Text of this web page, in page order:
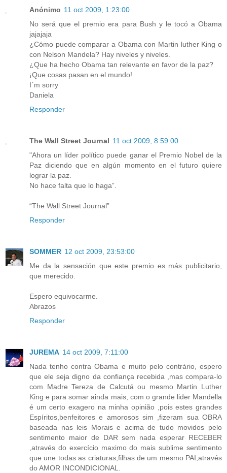
Anónimo 11 oct 2009, 1:23:00
No será que el premio era para Bush y le tocó a Obama
jajajaja
¿Cómo puede comparar a Obama con Martin luther King o
con Nelson Mandela? Hay niveles y niveles.
¿Que ha hecho Obama tan relevante en favor de la paz?
¡Que cosas pasan en el mundo!
I´m sorry
Daniela
Responder
The Wall Street Journal 11 oct 2009, 8:59:00
"Ahora un líder político puede ganar el Premio Nobel de la
Paz diciendo que en algún momento en el futuro quiere
lograr la paz.
No hace falta que lo haga”.
“The Wall Street Journal”
Responder
SOMMER 12 oct 2009, 23:53:00
Me da la sensación que este premio es más publicitario,
que merecido.
Espero equivocarme.
Abrazos
Responder
JUREMA 14 oct 2009, 7:11:00
Nada tenho contra Obama e muito pelo contrário, espero
que ele seja digno da confiança recebida ,mas compara-lo
com Madre Tereza de Calcutá ou mesmo Martin Luther
King e para somar ainda mais, com o grande lider Mandella
é um certo exagero na minha opinião ,pois estes grandes
Espíritos,benfeitores e amorosos sim ,fizeram sua OBRA
baseada nas leis Morais e acima de tudo movidos pelo
sentimento maior de DAR sem nada esperar RECEBER
,através do exercício maximo do mais sublime sentimento
que une todas as criaturas,filhas de um mesmo PAI,através
do AMOR INCONDICIONAL.